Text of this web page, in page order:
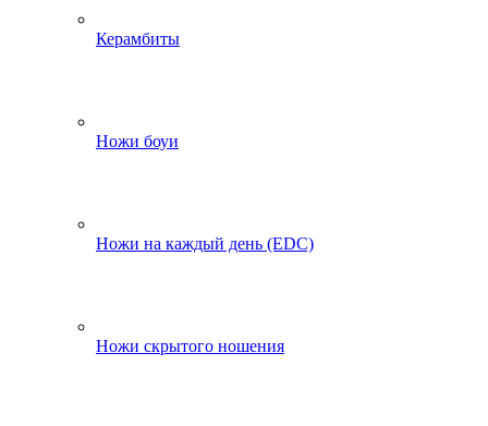
Керамбиты
Ножи боуи
Ножи на каждый день (EDC)
Ножи скрытого ношения